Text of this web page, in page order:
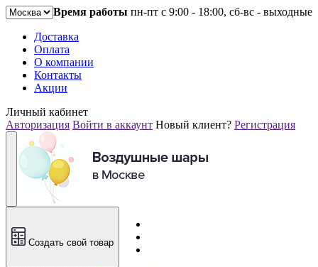
Время работы пн-пт с 9:00 - 18:00, сб-вс - выходные
Доставка
Оплата
О компании
Контакты
Акции
Личный кабинет
Авторизация Войти в аккаунт Новый клиент? Регистрация
Создать свой товар